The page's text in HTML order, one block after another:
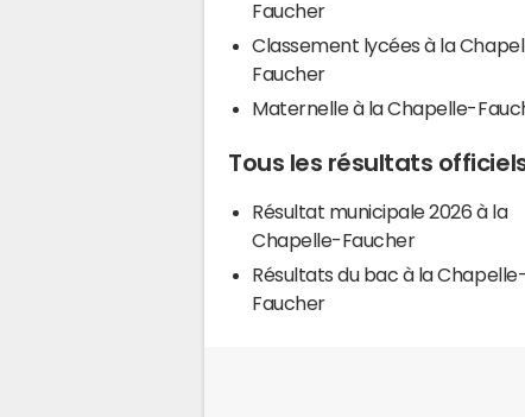
Faucher
Classement lycées à la
Faucher
Maternelle à la Chapelle-
Tous les résultats
Résultat municipale 2026 à la
Chapelle-Faucher
Résultats du bac à la Chapelle-
Faucher